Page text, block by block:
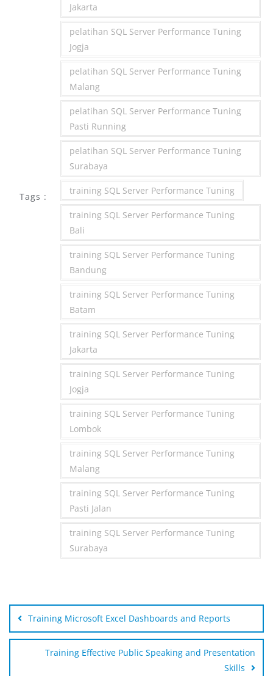
Tags :
Jakarta
pelatihan SQL Server Performance Tuning
Jogja
pelatihan SQL Server Performance Tuning
Malang
pelatihan SQL Server Performance Tuning
Pasti Running
pelatihan SQL Server Performance Tuning
Surabaya
training SQL Server Performance Tuning
training SQL Server Performance Tuning
Bali
training SQL Server Performance Tuning
Bandung
training SQL Server Performance Tuning
Batam
training SQL Server Performance Tuning
Jakarta
training SQL Server Performance Tuning
Jogja
training SQL Server Performance Tuning
Lombok
training SQL Server Performance Tuning
Malang
training SQL Server Performance Tuning
Pasti Jalan
training SQL Server Performance Tuning
Surabaya
Post
navigation
Training Microsoft Excel Dashboards and Reports
Training Effective Public Speaking and Presentation
Skills